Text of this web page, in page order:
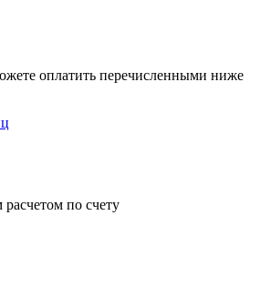
оплатить перечисленными ниже
по счету